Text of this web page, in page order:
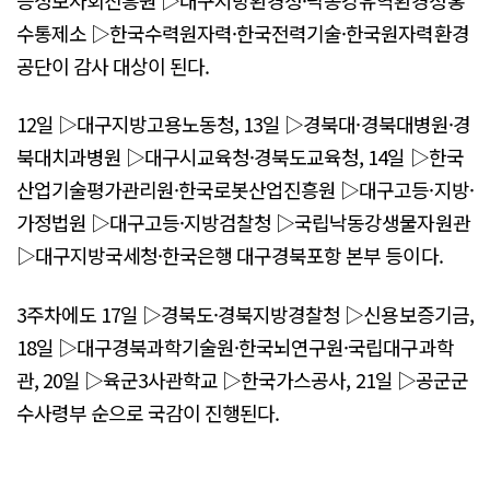
수통제소 ▷한국수력원자력·한국전력기술·한국원자력환경
공단이 감사 대상이 된다.
12일 ▷대구지방고용노동청, 13일 ▷경북대·경북대병원·경
북대치과병원 ▷대구시교육청·경북도교육청, 14일 ▷한국
산업기술평가관리원·한국로봇산업진흥원 ▷대구고등·지방·
가정법원 ▷대구고등·지방검찰청 ▷국립낙동강생물자원관
▷대구지방국세청·한국은행 대구경북포항 본부 등이다.
3주차에도 17일 ▷경북도·경북지방경찰청 ▷신용보증기금,
18일 ▷대구경북과학기술원·한국뇌연구원·국립대구과학
관, 20일 ▷육군3사관학교 ▷한국가스공사, 21일 ▷공군군
수사령부 순으로 국감이 진행된다.